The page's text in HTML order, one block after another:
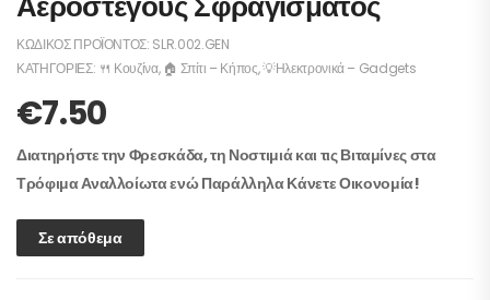
ΚΩΔΙΚΌΣ ΠΡΟΪΌΝΤΟΣ: SLR.002.GEN
ΚΑΤΗΓΟΡΊΕΣ: 🍴 Κουζίνα, 🏠 Σπίτι – Κήπος,💡Ηλεκτρονικά – Gadgets
€7.50
Διατηρήστε την Φρεσκάδα, τη Νοστιμιά και τις Βιταμίνες στα
Τρόφιμα Αναλλοίωτα ενώ Παράλληλα Κάνετε Οικονομία!
Σε απόθεμα